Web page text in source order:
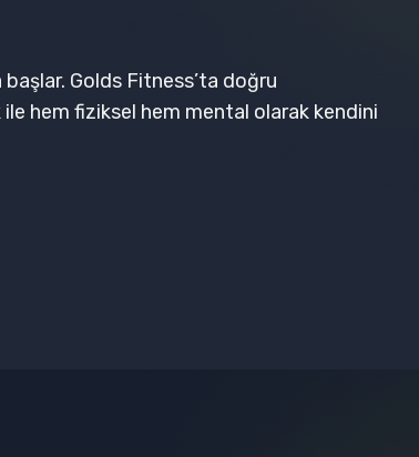
Golds Fitness’ta doğru
hem fiziksel hem mental olarak kendini